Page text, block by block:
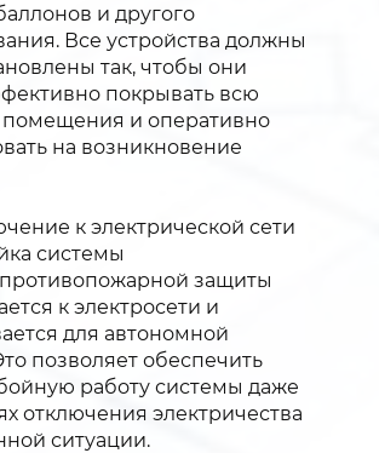
и другого
Все устройства должны
так, чтобы они
покрывать всю
и оперативно
на возникновение
к электрической сети
системы
защиты
к электросети и
для автономной
позволяет обеспечить
работу системы даже
отключения электричества
ситуации.